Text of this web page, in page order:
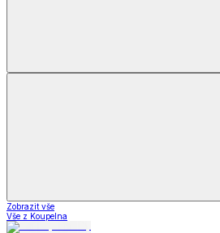
Zobrazit vše
Vše z Koupelna